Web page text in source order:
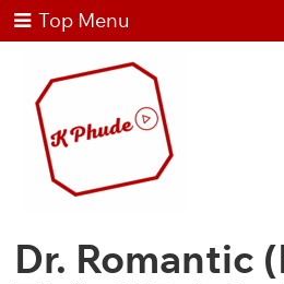
Top Menu
Dr. Romantic